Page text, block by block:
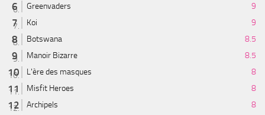
Greenvaders
9
Koi
9
Botswana
8.5
Manoir Bizarre
8.5
L'ère des masques
8
Misfit Heroes
8
Archipels
8